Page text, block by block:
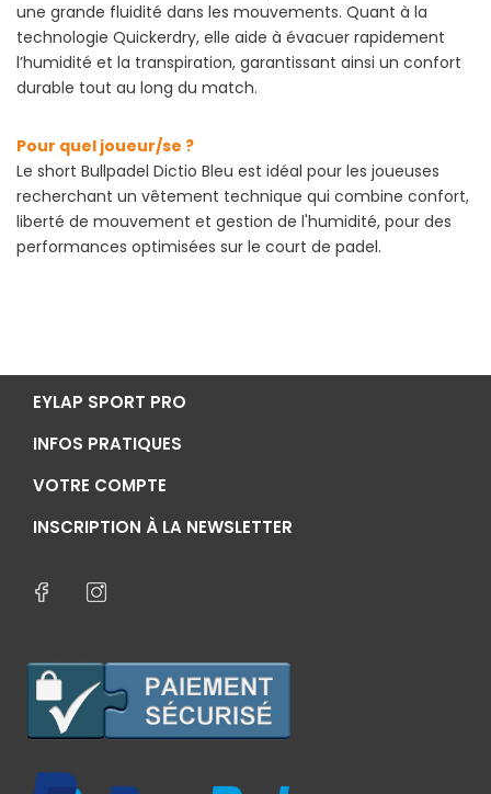
une grande fluidité dans les mouvements. Quant à la
technologie Quickerdry, elle aide à évacuer rapidement
l’humidité et la transpiration, garantissant ainsi un confort
durable tout au long du match.
Pour quel joueur/se ?
Le short Bullpadel Dictio Bleu est idéal pour les joueuses
recherchant un vêtement technique qui combine confort,
liberté de mouvement et gestion de l'humidité, pour des
performances optimisées sur le court de padel.
EYLAP SPORT PRO
INFOS PRATIQUES
VOTRE COMPTE
INSCRIPTION À LA NEWSLETTER